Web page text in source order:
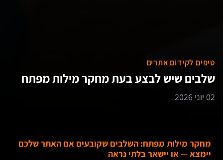
טיפים לקידום אתרים
שלבים שיש לבצע בעת מחקר מילות מפתח
02 יוני 2026
מחקר מילות מפתח: השלבים שקובעים אם האתר שלכם
יימצא — או יישאר בלתי נראה